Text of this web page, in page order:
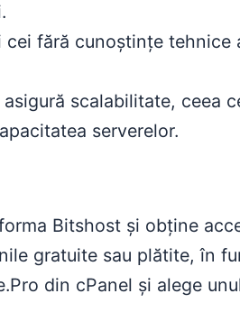
cei fără cunoștințe
scalabilitate, ceea
serverelor.
Bitshost și obține
gratuite sau plătite, în
din cPanel și alege